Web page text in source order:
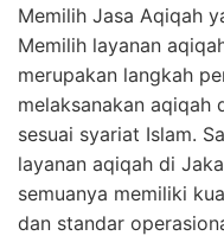
Memilih Jasa Aqiqah
Memilih layanan
merupakan langkah
melaksanakan aqiqah
sesuai syariat Islam.
layanan aqiqah di
semuanya memiliki
dan standar